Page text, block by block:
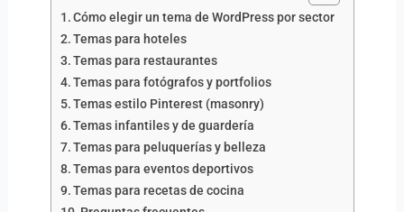
Cómo elegir un tema de WordPress por sector
Temas para hoteles
Temas para restaurantes
Temas para fotógrafos y portfolios
Temas estilo Pinterest (masonry)
Temas infantiles y de guardería
Temas para peluquerías y belleza
Temas para eventos deportivos
Temas para recetas de cocina